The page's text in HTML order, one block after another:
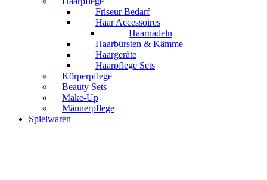
Friseur Bedarf
Haar Accessoires
Haarnadeln
Haarbürsten & Kämme
Haargeräte
Haarpflege Sets
Körperpflege
Beauty Sets
Make-Up
Männerpflege
Spielwaren